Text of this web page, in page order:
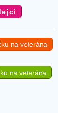
na veterána
na veterána